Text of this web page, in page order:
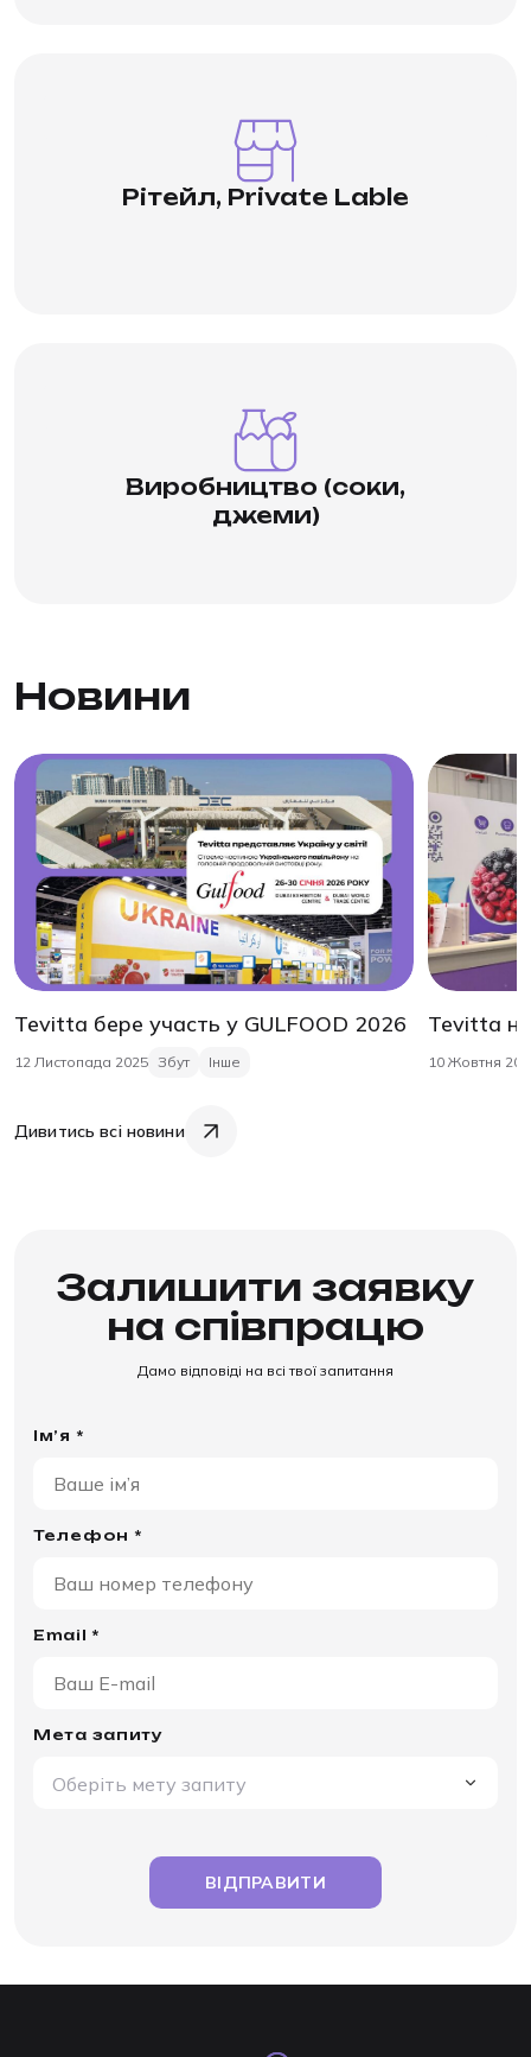
Рітейл, Private Lable
упаковки та гнучкі обсяги партій.
Повний пакет сертифікації для полиці.
Виробництво (соки,
джеми)
та пюре. Великі обсяги, ритмічні
поставки й відповідність технічним
вимогам.
Новини
Tevitta бере участь у GULFOOD 2026
12 Листопада 2025 Збут Інше
Tevitta
10 Жовтня
Дивитись всі новини
Залишити заявку
на співпрацю
Дамо відповіді на всі твої запитання
Ім’я *
Телефон *
Email *
Мета запиту